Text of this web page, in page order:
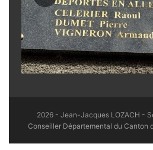
31 juillet 2026. Bellegarde-
cérémonie mémorielle
brigade de gendarmerie.
2026 - Jean-Jacques LOZACH -
Conseiller Départemental du Canton